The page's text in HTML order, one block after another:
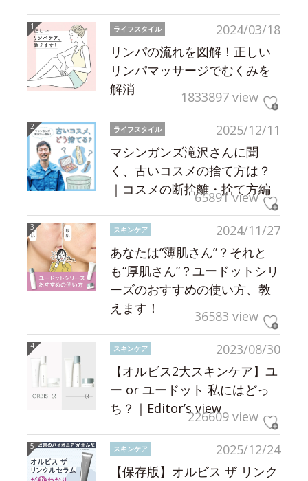
2024/03/18
ライフスタイル
リンパの流れを図解！正しい
リンパマッサージでむくみを
解消
1833897 view
2025/12/11
ライフスタイル
マシンガンズ滝沢さんに聞
く、古いコスメの捨て方は？
｜コスメの断捨離・捨て方編
65891 view
2024/11/27
スキンケア
あなたは“薄肌さん”？それと
も“厚肌さん”？ユードットシリ
ーズのおすすめの使い方、教
えます！
36583 view
2023/08/30
スキンケア
【オルビス2大スキンケア】ユ
ー or ユードット 私にはどっ
ち？｜Editor’s view226609 view
2025/12/24
スキンケア
【保存版】オルビス ザ リンク